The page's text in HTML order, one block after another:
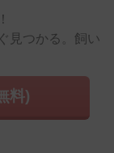
見つかる。飼い
料)